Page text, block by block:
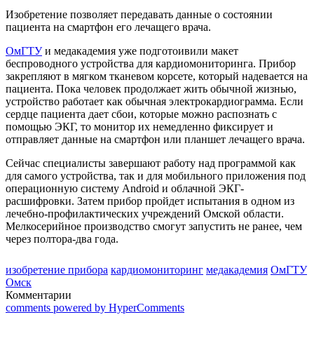
Изобретение позволяет передавать данные о состоянии
пациента на смартфон его лечащего врача.
ОмГТУи медакадемия уже подготоивили макет
беспроводного устройства для кардиомониторинга. Прибор
закрепляют в мягком тканевом корсете, который надевается на
пациента. Пока человек продолжает жить обычной жизнью,
устройство работает как обычная электрокардиограмма. Если
сердце пациента дает сбои, которые можно распознать с
помощью ЭКГ, то монитор их немедленно фиксирует и
отправляет данные на смартфон или планшет лечащего врача.
Сейчас специалисты завершают работу над программой как
для самого устройства, так и для мобильного приложения под
операционную систему Android и облачной ЭКГ-
расшифровки. Затем прибор пройдет испытания в одном из
лечебно-профилактических учреждений Омской области.
Мелкосерийное производство смогут запустить не ранее, чем
через полтора-два года.
изобретение прибора кардиомониторинг медакадемия ОмГТУ
Омск
Комментарии
comments powered by HyperComments